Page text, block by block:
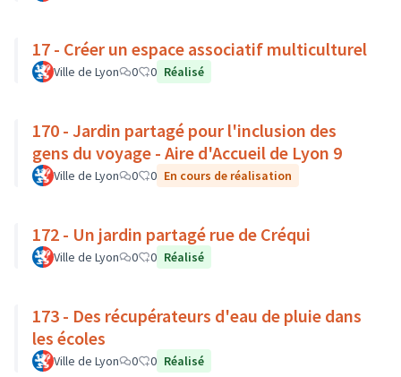
17 - Créer un espace associatif multiculturel
Ville de Lyon 0 0 Réalisé
170 - Jardin partagé pour l'inclusion des
gens du voyage - Aire d'Accueil de Lyon 9
Ville de Lyon 0 0 En cours de réalisation
172 - Un jardin partagé rue de Créqui
Ville de Lyon 0 0 Réalisé
173 - Des récupérateurs d'eau de pluie dans
les écoles
Ville de Lyon 0 0 Réalisé